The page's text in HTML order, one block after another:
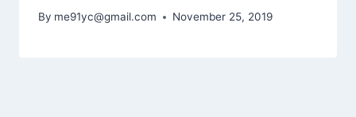
By me91yc@gmail.com November 25, 2019